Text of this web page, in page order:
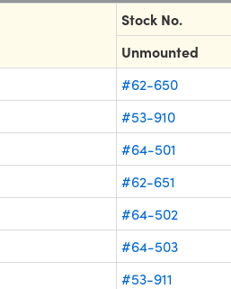
Stock No.
Unmounted
#62-650
#53-910
#64-501
#62-651
#64-502
#64-503
#53-911